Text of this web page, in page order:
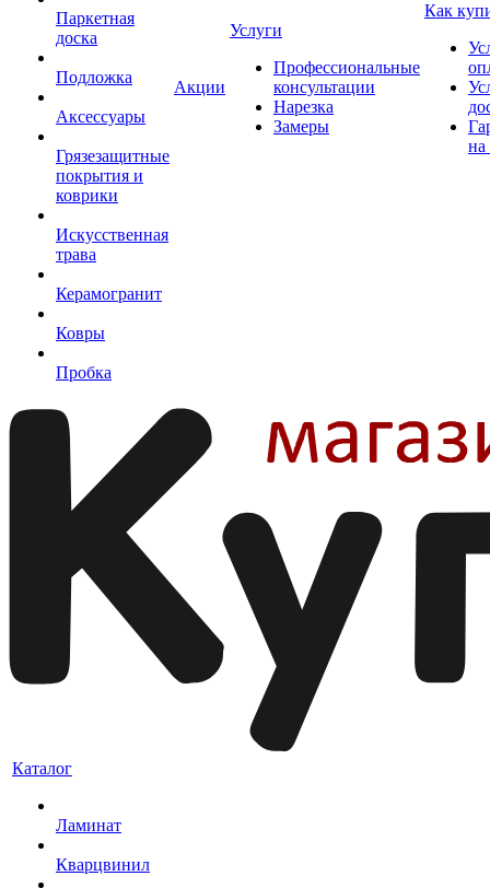
Паркетная
доска
Подложка
Аксессуары
Грязезащитные
покрытия и
коврики
Искусственная
трава
Керамогранит
Ковры
Пробка
Акции
Услуги
Профессиональные
консультации
Нарезка
Замеры
Как
на
Каталог
Ламинат
Кварцвинил